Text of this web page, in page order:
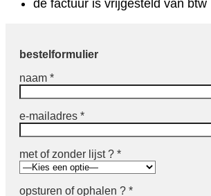
de factuur is vrijgesteld van btw
bestelformulier
naam *
e-mailadres *
met of zonder lijst ? *
opsturen of ophalen ? *